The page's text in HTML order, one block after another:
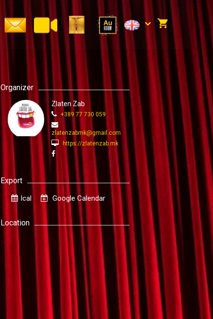
Organizer
Zlaten Zab
+389 77 730 059
zlatenzabmk@gmail.com
https://zlatenzab.mk
Export
Ical Google Calendar
Location